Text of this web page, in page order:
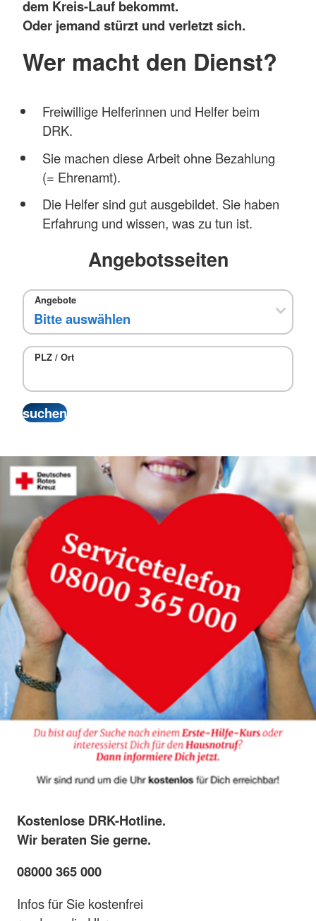
dem Kreis-Lauf bekommt.
Oder jemand stürzt und verletzt sich.
Wer macht den Dienst?
Freiwillige Helferinnen und Helfer beim
DRK.
Sie machen diese Arbeit ohne Bezahlung
(= Ehrenamt).
Die Helfer sind gut ausgebildet. Sie haben
Erfahrung und wissen, was zu tun ist.
Angebotsseiten
Angebote
PLZ / Ort
Kostenlose DRK-Hotline.
Wir beraten Sie gerne.
08000 365 000
Infos für Sie kostenfrei